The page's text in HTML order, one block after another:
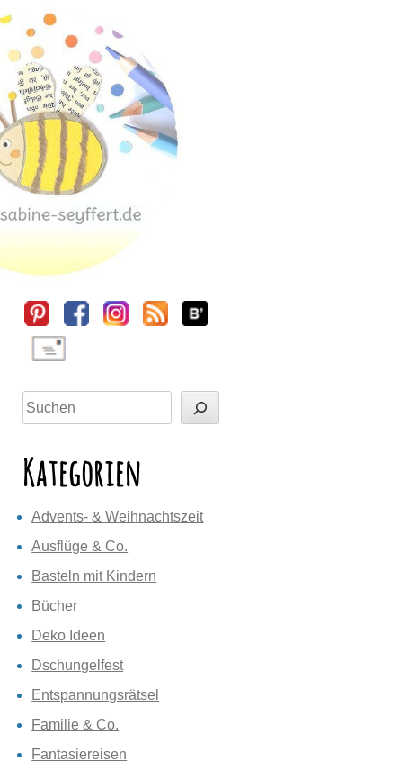
Sidebar
Suchen
Kategorien
Advents- & Weihnachtszeit
Ausflüge & Co.
Basteln mit Kindern
Bücher
Deko Ideen
Dschungelfest
Entspannungsrätsel
Familie & Co.
Fantasiereisen